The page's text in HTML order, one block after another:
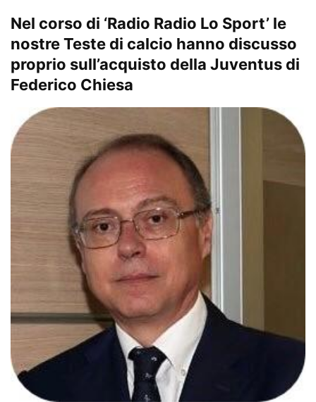
Nel corso di ‘Radio Radio Lo Sport’ le
nostre Teste di calcio hanno discusso
proprio sull’acquisto della Juventus di
Federico Chiesa